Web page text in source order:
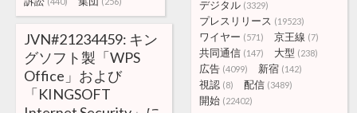
デジタル (3329)
プレスリリース (19523)
ワイヤー (571) 京王線 (7)
共同通信 (147) 大型 (238)
広告 (4099) 新宿 (142)
視認 (8) 配信 (3489)
開始 (22402)
JVN#21234459: キン
グソフト製「WPS
Office」および
「KINGSOFT